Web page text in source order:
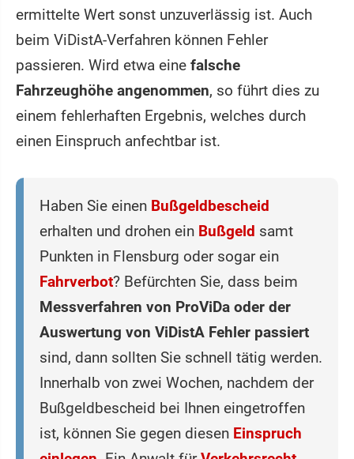
ermittelte Wert sonst unzuverlässig ist. Auch
beim ViDistA-Verfahren können Fehler
passieren. Wird etwa eine falsche
Fahrzeughöhe angenommen, so führt dies zu
einem fehlerhaften Ergebnis, welches durch
einen Einspruch anfechtbar ist.
Haben Sie einen Bußgeldbescheid
erhalten und drohen ein Bußgeld samt
Punkten in Flensburg oder sogar ein
Fahrverbot? Befürchten Sie, dass beim
Messverfahren von ProViDa oder der
Auswertung von ViDistA Fehler passiert
sind, dann sollten Sie schnell tätig werden.
Innerhalb von zwei Wochen, nachdem der
Bußgeldbescheid bei Ihnen eingetroffen
ist, können Sie gegen diesen Einspruch